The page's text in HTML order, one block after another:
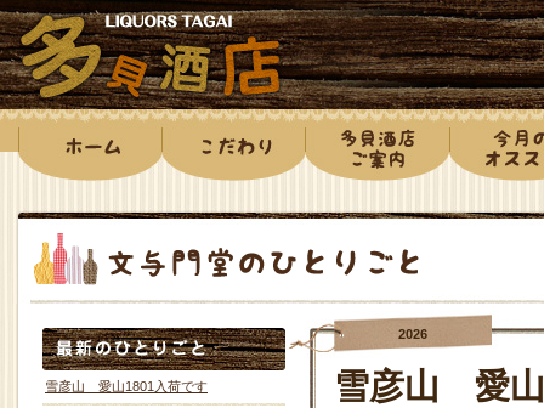
2026
雪彦山 愛
雪彦山 愛山1801入荷です